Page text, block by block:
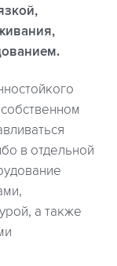
в отдельной
а также